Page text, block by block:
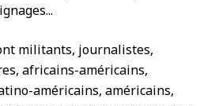
militants, journalistes,
africains-américains,
américains, américains,